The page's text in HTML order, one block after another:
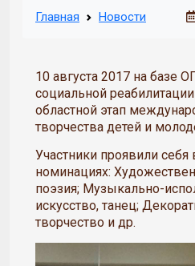
Главная Новости
10 августа 2017 на базе
социальной
областной этап
творчества детей и
Участники проявили себя
номинациях:
поэзия; Музыкально-
искусство, танец;
творчество и др.